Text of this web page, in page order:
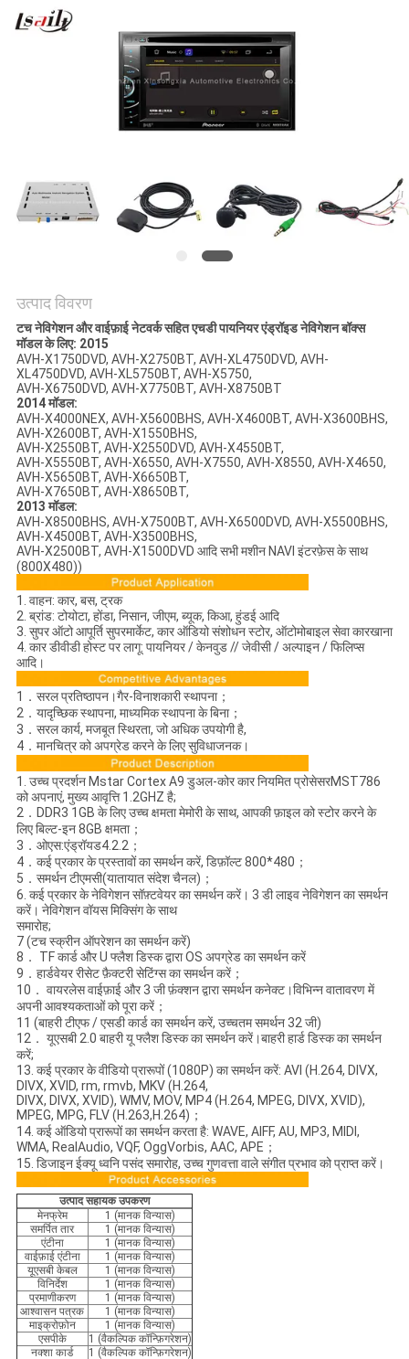
मामलों
POLICY
उत्पाद विवरण
टच नेविगेशन और वाईफ़ाई नेटवर्क सहित एचडी पायनियर एंड्रॉइड नेविगेशन बॉक्स
मॉडल के लिए: 2015
AVH-X1750DVD, AVH-X2750BT, AVH-XL4750DVD, AVH-
XL4750DVD, AVH-XL5750BT, AVH-X5750,
AVH-X6750DVD, AVH-X7750BT, AVH-X8750BT
2014 मॉडल:
AVH-X4000NEX, AVH-X5600BHS, AVH-X4600BT, AVH-X3600BHS,
AVH-X2600BT, AVH-X1550BHS,
AVH-X2550BT, AVH-X2550DVD, AVH-X4550BT,
AVH-X5550BT, AVH-X6550, AVH-X7550, AVH-X8550, AVH-X4650,
AVH-X5650BT, AVH-X6650BT,
AVH-X7650BT, AVH-X8650BT,
2013 मॉडल:
AVH-X8500BHS, AVH-X7500BT, AVH-X6500DVD, AVH-X5500BHS,
AVH-X4500BT, AVH-X3500BHS,
AVH-X2500BT, AVH-X1500DVD आदि सभी मशीन NAVI इंटरफ़ेस के साथ
(800X480))
1. वाहन: कार, बस, ट्रक
2. ब्रांड: टोयोटा, होंडा, निसान, जीएम, ब्यूक, किआ, हुंडई आदि
3. सुपर ऑटो आपूर्ति सुपरमार्केट, कार ऑडियो संशोधन स्टोर, ऑटोमोबाइल सेवा कारखाना
4. कार डीवीडी होस्ट पर लागू: पायनियर / केनवुड // जेवीसी / अल्पाइन / फिलिप्स
आदि।
1．सरल प्रतिष्ठापन।गैर-विनाशकारी स्थापना；
2．यादृच्छिक स्थापना, माध्यमिक स्थापना के बिना；
3．सरल कार्य, मजबूत स्थिरता, जो अधिक उपयोगी है,
4．मानचित्र को अपग्रेड करने के लिए सुविधाजनक।
1. उच्च प्रदर्शन Mstar Cortex A9 डुअल-कोर कार नियमित प्रोसेसरMST786
को अपनाएं, मुख्य आवृत्ति 1.2GHZ है;
2．DDR3 1GB के लिए उच्च क्षमता मेमोरी के साथ, आपकी फ़ाइल को स्टोर करने के
लिए बिल्ट-इन 8GB क्षमता；
3．ओएस:एंड्रॉयड4.2.2；
4．कई प्रकार के प्रस्तावों का समर्थन करें, डिफ़ॉल्ट 800*480；
5．समर्थन टीएमसी(यातायात संदेश चैनल)；
6. कई प्रकार के नेविगेशन सॉफ़्टवेयर का समर्थन करें। 3 डी लाइव नेविगेशन का समर्थन
करें। नेविगेशन वॉयस मिक्सिंग के साथ
समारोह;
7 (टच स्क्रीन ऑपरेशन का समर्थन करें)
8． TF कार्ड और U फ्लैश डिस्क द्वारा OS अपग्रेड का समर्थन करें
9．हार्डवेयर रीसेट फ़ैक्टरी सेटिंग्स का समर्थन करें；
10． वायरलेस वाईफ़ाई और 3 जी फ़ंक्शन द्वारा समर्थन कनेक्ट।विभिन्न वातावरण में
अपनी आवश्यकताओं को पूरा करें；
11 (बाहरी टीएफ / एसडी कार्ड का समर्थन करें, उच्चतम समर्थन 32 जी)
12． यूएसबी 2.0 बाहरी यू फ्लैश डिस्क का समर्थन करें।बाहरी हार्ड डिस्क का समर्थन
करें;
13. कई प्रकार के वीडियो प्रारूपों (1080P) का समर्थन करें: AVI (H.264, DIVX,
DIVX, XVID, rm, rmvb, MKV (H.264,
DIVX, DIVX, XVID), WMV, MOV, MP4 (H.264, MPEG, DIVX, XVID),
MPEG, MPG, FLV (H.263,H.264)；
14. कई ऑडियो प्रारूपों का समर्थन करता है: WAVE, AIFF, AU, MP3, MIDI,
WMA, RealAudio, VQF, OggVorbis, AAC, APE；
15. डिजाइन ईक्यू ध्वनि पसंद समारोह, उच्च गुणवत्ता वाले संगीत प्रभाव को प्राप्त करें।
उत्पाद सहायक उपकरण
मेनफ्रेम
1 (मानक विन्यास)
समर्पित तार
1 (मानक विन्यास)
एंटीना
1 (मानक विन्यास)
वाईफ़ाई एंटीना
1 (मानक विन्यास)
यूएसबी केबल
1 (मानक विन्यास)
विनिर्देश
1 (मानक विन्यास)
प्रमाणीकरण
1 (मानक विन्यास)
आश्वासन पत्रक
1 (मानक विन्यास)
माइक्रोफ़ोन
1 (मानक विन्यास)
एसपीके
1 (वैकल्पिक कॉन्फ़िगरेशन)
नक्शा कार्ड
1 (वैकल्पिक कॉन्फ़िगरेशन)